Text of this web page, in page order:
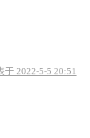
于 2022-5-5 20:51